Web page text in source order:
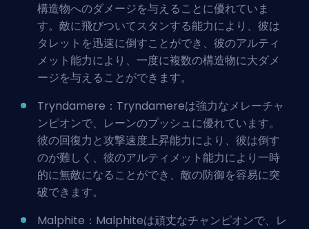
構造物へのダメージを与えることに優れていま
す。敵に飛びついてスタンする能力により、彼は
タレットを迅速に倒すことができ、彼のアルティ
メット能力により、一度に複数の構造物に大ダメ
ージを与えることができます。
Tryndamere：Tryndamereは強力なメレーチャ
ンピオンで、レーンのプッシュに優れています。
彼の回復力と攻撃速度上昇能力により、彼は倒す
のが難しく、彼のアルティメット能力により一時
的に無敵になることができ、敵の防御を容易に突
破できます。
Malphite：Malphiteは頑丈なチャンピオンで、レ